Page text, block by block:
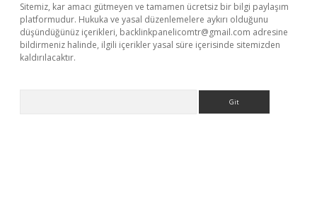
Sitemiz, kar amacı gütmeyen ve tamamen ücretsiz bir bilgi paylaşım
platformudur. Hukuka ve yasal düzenlemelere aykırı olduğunu
düşündüğünüz içerikleri, backlinkpanelicomtr@gmail.com adresine
bildirmeniz halinde, ilgili içerikler yasal süre içerisinde sitemizden
kaldırılacaktır.